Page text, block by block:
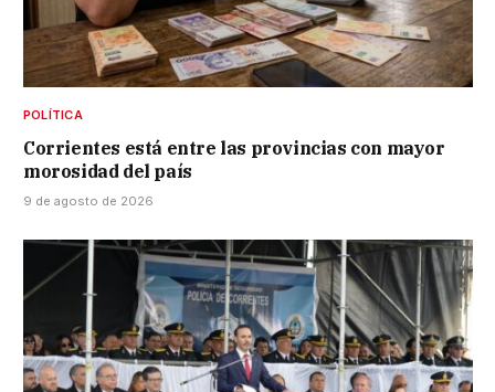
POLÍTICA
Corrientes está entre las provincias con mayor
morosidad del país
9 de agosto de 2026